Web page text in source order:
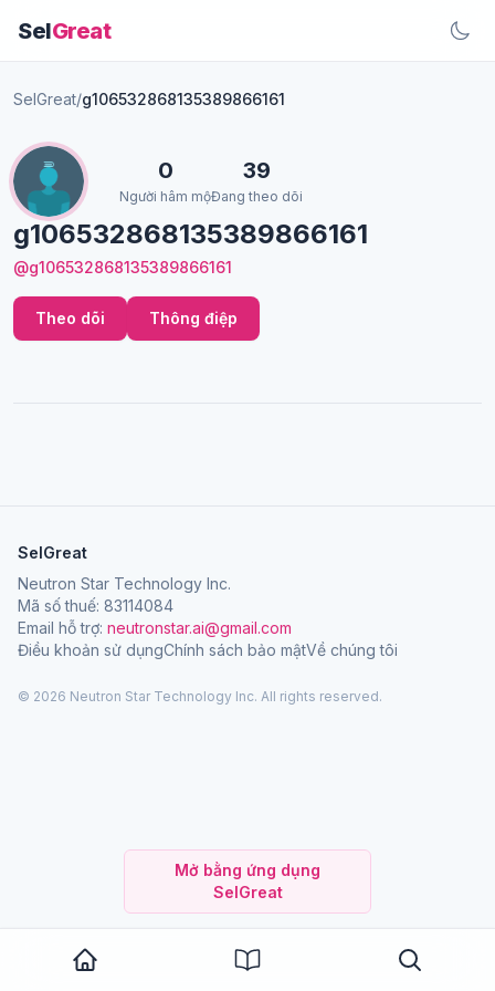
SelGreat
Mở bằng ứng dụng
SelGreat
SelGreat/g106532868135389866161
g106532868135389866161
@g106532868135389866161
0
Người hâm mộ
39
Đang theo dõi
Theo dõi Thông điệp
SelGreat
Neutron Star Technology Inc.
Mã số thuế: 83114084
Email hỗ trợ: neutronstar.ai@gmail.com
Điều khoản sử dụngChính sách bảo mậtVề chúng tôi
© 2026 Neutron Star Technology Inc. All rights reserved.